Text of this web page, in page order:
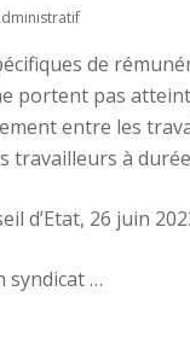
de
portent pas
entre les
travailleurs à
d’Etat, 26 juin
syndicat …